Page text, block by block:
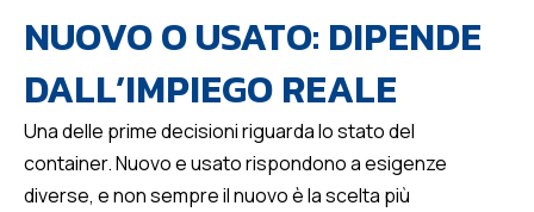
NUOVO O USATO: DIPENDE
DALL’IMPIEGO REALE
Una delle prime decisioni riguarda lo stato del
container. Nuovo e usato rispondono a esigenze
diverse, e non sempre il nuovo è la scelta più